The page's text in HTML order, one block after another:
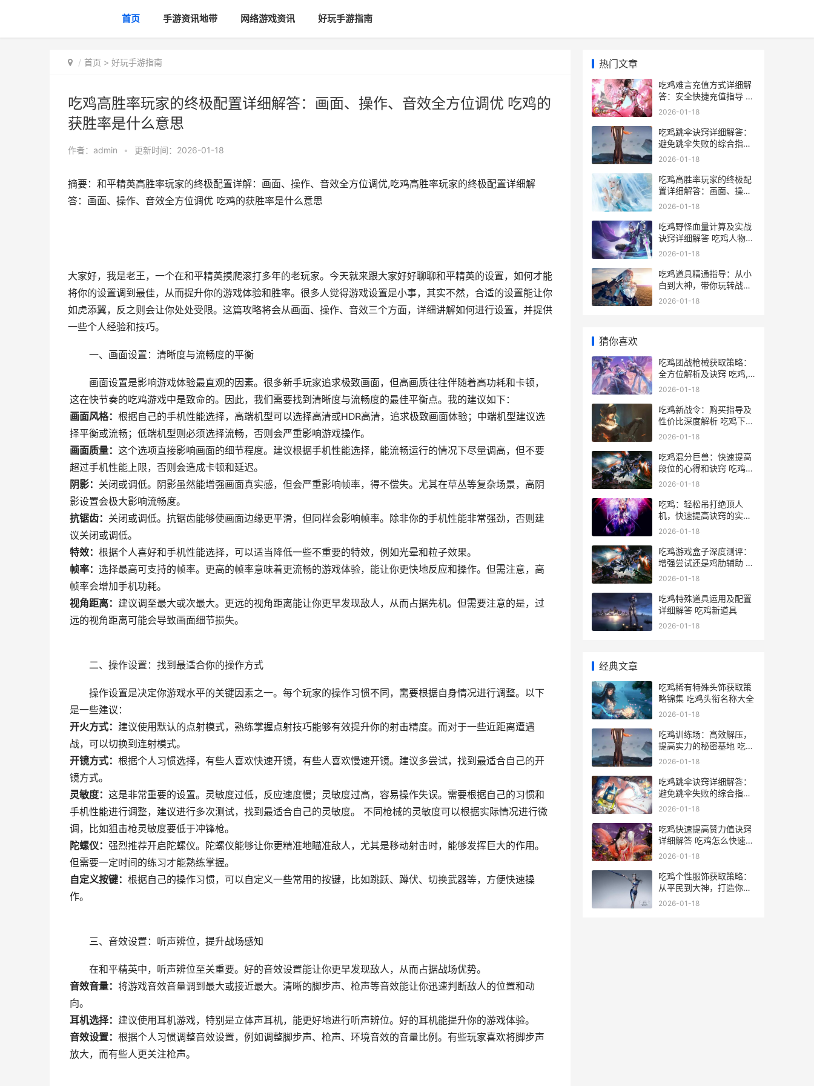
首页 手游资讯地带 网络游戏资讯 好玩手游指南
首页 > 好玩手游指南
吃鸡高胜率玩家的终极配置详细解答：画面、操作、音效全方位调优 吃鸡的
获胜率是什么意思
作者： admin • 更新时间：2026-01-18
摘要：和平精英高胜率玩家的终极配置详解：画面、操作、音效全方位调优,吃鸡高胜率玩家的终极配置详细解
答：画面、操作、音效全方位调优 吃鸡的获胜率是什么意思
大家好，我是老王，一个在和平精英摸爬滚打多年的老玩家。今天就来跟大家好好聊聊和平精英的设置，如何才能
将你的设置调到最佳，从而提升你的游戏体验和胜率。很多人觉得游戏设置是小事，其实不然，合适的设置能让你
如虎添翼，反之则会让你处处受限。这篇攻略将会从画面、操作、音效三个方面，详细讲解如何进行设置，并提供
一些个人经验和技巧。
一、画面设置：清晰度与流畅度的平衡
画面设置是影响游戏体验最直观的因素。很多新手玩家追求极致画面，但高画质往往伴随着高功耗和卡顿，
这在快节奏的吃鸡游戏中是致命的。因此，我们需要找到清晰度与流畅度的最佳平衡点。我的建议如下：
画面风格： 根据自己的手机性能选择，高端机型可以选择高清或HDR高清，追求极致画面体验；中端机型建议选
择平衡或流畅；低端机型则必须选择流畅，否则会严重影响游戏操作。
画面质量： 这个选项直接影响画面的细节程度。建议根据手机性能选择，能流畅运行的情况下尽量调高，但不要
超过手机性能上限，否则会造成卡顿和延迟。
阴影： 关闭或调低。阴影虽然能增强画面真实感，但会严重影响帧率，得不偿失。尤其在草丛等复杂场景，高阴
影设置会极大影响流畅度。
抗锯齿： 关闭或调低。抗锯齿能够使画面边缘更平滑，但同样会影响帧率。除非你的手机性能非常强劲，否则建
议关闭或调低。
特效： 根据个人喜好和手机性能选择，可以适当降低一些不重要的特效，例如光晕和粒子效果。
帧率： 选择最高可支持的帧率。更高的帧率意味着更流畅的游戏体验，能让你更快地反应和操作。但需注意，高
帧率会增加手机功耗。
视角距离： 建议调至最大或次最大。更远的视角距离能让你更早发现敌人，从而占据先机。但需要注意的是，过
远的视角距离可能会导致画面细节损失。
二、操作设置：找到最适合你的操作方式
操作设置是决定你游戏水平的关键因素之一。每个玩家的操作习惯不同，需要根据自身情况进行调整。以下
是一些建议：
开火方式： 建议使用默认的点射模式，熟练掌握点射技巧能够有效提升你的射击精度。而对于一些近距离遭遇
战，可以切换到连射模式。
开镜方式： 根据个人习惯选择，有些人喜欢快速开镜，有些人喜欢慢速开镜。建议多尝试，找到最适合自己的开
镜方式。
灵敏度： 这是非常重要的设置。灵敏度过低，反应速度慢；灵敏度过高，容易操作失误。需要根据自己的习惯和
手机性能进行调整，建议进行多次测试，找到最适合自己的灵敏度。 不同枪械的灵敏度可以根据实际情况进行微
调，比如狙击枪灵敏度要低于冲锋枪。
陀螺仪： 强烈推荐开启陀螺仪。陀螺仪能够让你更精准地瞄准敌人，尤其是移动射击时，能够发挥巨大的作用。
但需要一定时间的练习才能熟练掌握。
自定义按键： 根据自己的操作习惯，可以自定义一些常用的按键，比如跳跃、蹲伏、切换武器等，方便快速操
作。
三、音效设置：听声辨位，提升战场感知
在和平精英中，听声辨位至关重要。好的音效设置能让你更早发现敌人，从而占据战场优势。
音效音量： 将游戏音效音量调到最大或接近最大。清晰的脚步声、枪声等音效能让你迅速判断敌人的位置和动
向。
耳机选择： 建议使用耳机游戏，特别是立体声耳机，能更好地进行听声辨位。好的耳机能提升你的游戏体验。
音效设置： 根据个人习惯调整音效设置，例如调整脚步声、枪声、环境音效的音量比例。有些玩家喜欢将脚步声
放大，而有些人更关注枪声。
热门文章
吃鸡难言充值方式详细解
答：安全快捷充值指导 吃
鸡 充值
2026-01-18
吃鸡跳伞诀窍详细解答：
避免跳伞失败的综合指导
吃鸡跳伞教程
2026-01-18
吃鸡高胜率玩家的终极配
置详细解答：画面、操
作、音效全方位调优 吃鸡
2026-01-18
吃鸡野怪血量计算及实战
诀窍详细解答 吃鸡人物血
量
2026-01-18
吃鸡道具精通指导：从小
白到大神，带你玩转战场
吃鸡的精髓在哪里
2026-01-18
猜你喜欢
吃鸡团战枪械获取策略：
全方位解析及诀窍 吃鸡,
枪械
2026-01-18
吃鸡新战令：购买指导及
性价比深度解析 吃鸡下一
个战令衣服是什么
2026-01-18
吃鸡混分巨兽：快速提高
段位的心得和诀窍 吃鸡大
混战模式
2026-01-18
吃鸡：轻松吊打绝顶人
机，快速提高诀窍的实战
指导 吃鸡应该怎么打
2026-01-18
吃鸡游戏盒子深度测评：
增强尝试还是鸡肋辅助 吃
鸡盒子v2.apk
2026-01-18
吃鸡特殊道具运用及配置
详细解答 吃鸡新道具
2026-01-18
经典文章
吃鸡稀有特殊头饰获取策
略锦集 吃鸡头衔名称大全
2026-01-18
吃鸡训练场：高效解压，
提高实力的秘密基地 吃鸡
训练场是哪个模式?
2026-01-18
吃鸡跳伞诀窍详细解答：
避免跳伞失败的综合指导
吃鸡跳伞教程
2026-01-18
吃鸡快速提高赞力值诀窍
详细解答 吃鸡怎么快速提
升自己的技术
2026-01-18
吃鸡个性服饰获取策略：
从平民到大神，打造你的
唯一战袍 吃鸡所有服装的
2026-01-18